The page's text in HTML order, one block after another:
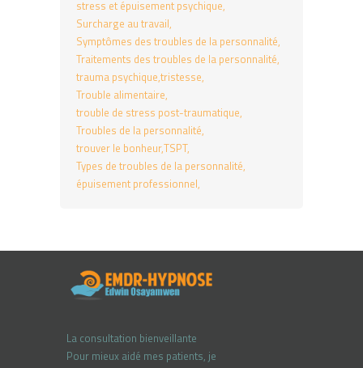
stress et épuisement psychique
Surcharge au travail
Symptômes des troubles de la personnalité
Traitements des troubles de la personnalité
trauma psychique tristesse
Trouble alimentaire
trouble de stress post-traumatique
Troubles de la personnalité
trouver le bonheurTSPT
Types de troubles de la personnalité
épuisement professionnel
La consultation bienveillante
Pour mieux aidé mes patients, je